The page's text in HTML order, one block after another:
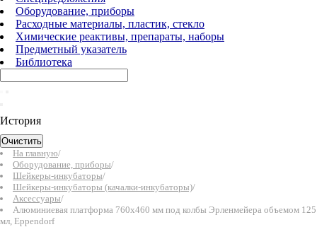
Оборудование, приборы
Расходные материалы, пластик, стекло
Химические реактивы, препараты, наборы
Предметный указатель
Библиотека
История
Очистить
На главную/
Оборудование, приборы/
Шейкеры-инкубаторы/
Шейкеры-инкубаторы (качалки-инкубаторы)/
Аксессуары/
Алюминиевая платформа 760х460 мм под колбы Эрленмейера объемом 125
мл, Eppendorf